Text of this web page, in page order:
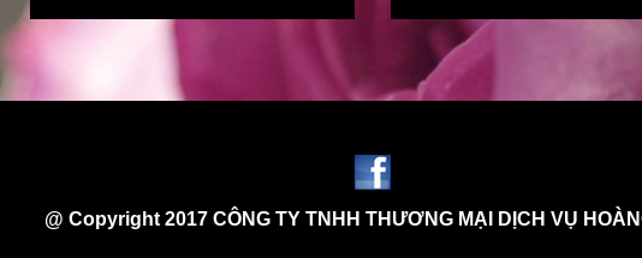
@ Copyright 2017 CÔNG TY TNHH THƯƠNG MẠI DỊCH VỤ